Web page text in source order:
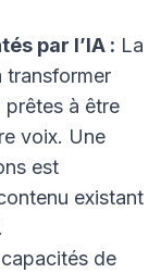
par l’IA : La
transformer
prêtes à être
voix. Une
est
existant
de